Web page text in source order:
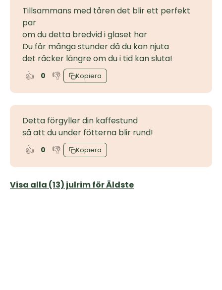
Tillsammans med tåren det blir ett perfekt
par
om du detta bredvid i glaset har
Du får många stunder då du kan njuta
det räcker längre om du i tid kan sluta!
👍 0 👎 Kopiera
Detta förgyller din kaffestund
så att du under fötterna blir rund!
👍 0 👎 Kopiera
Visa alla (13) julrim för Äldste